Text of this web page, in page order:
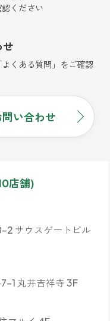
認ください
せ
くある質問」をご確認
い合わせ
店舗)
2 サウスゲートビル
1 丸井吉祥寺 3F